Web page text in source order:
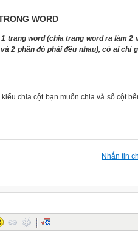
WORD
trang word (chia trang word ra làm 2
2 phần đó phải đều nhau), có ai chỉ
chia cột bạn muốn chia và số cột
Nhắn tin